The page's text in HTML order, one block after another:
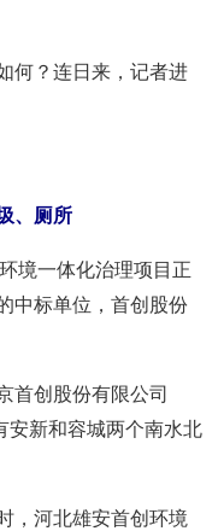
？连日来，记者进
、厕所
一体化治理项目正
中标单位，首创股份
创股份有限公司
安新和容城两个南水北
河北雄安首创环境